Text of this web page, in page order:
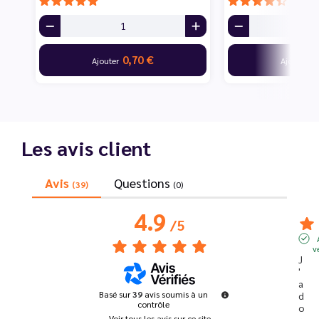
Ajouter 0,70 € Ajouter
Les avis client
Avis (39) Questions (0)
4.9/5
Basé sur39 avis soumis à un
contrôle
J
'
a
d
o